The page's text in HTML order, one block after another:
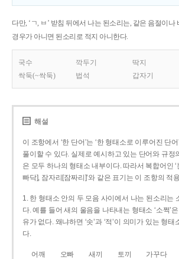
다만, ‘ㄱ, ㅂ’ 받침 뒤에서 나는 된소리는, 같은 음절이
경우가 아니면 된소리로 적지 아니한다.
국수 깍두기 딱지
싹둑(~싹둑)
법석 갑자기
해설
이 조항에서 ‘한 단어’는 ‘한 형태소로 이루어진 단
풀이할 수 있다. 실제로 예시하고 있는 단어와 규정
은 모두 하나의 형태소 내부이다. 따라서 복합어인
빠닥], 잠자리[잠짜리]’와 같은 표기는 이 조항의 적
1. 한 형태소 안의 두 모음 사이에서 나는 된소리는
다. 예를 들어 새의 울음을 나타내는 형태소 ‘소쩍’은
유가 없다. 왜냐하면 ‘솟’과 ‘적’이 의미가 있는 형태
다.
어깨 오빠 새끼 토끼 가꾸다